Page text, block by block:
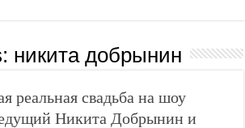
никита добрынин
реальная свадьба на шоу
Никита Добрынин и